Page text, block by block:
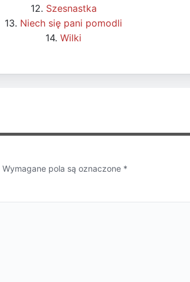
12. Szesnastka
13. Niech się pani pomodli
14.Wilki
Wymagane pola są oznaczone *